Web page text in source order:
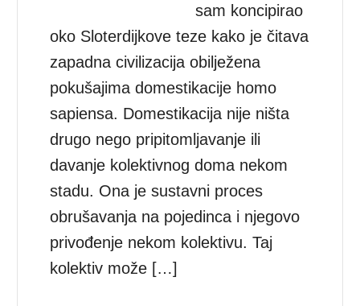
sam koncipirao
oko Sloterdijkove teze kako je čitava
zapadna civilizacija obilježena
pokušajima domestikacije homo
sapiensa. Domestikacija nije ništa
drugo nego pripitomljavanje ili
davanje kolektivnog doma nekom
stadu. Ona je sustavni proces
obrušavanja na pojedinca i njegovo
privođenje nekom kolektivu. Taj
kolektiv može […]